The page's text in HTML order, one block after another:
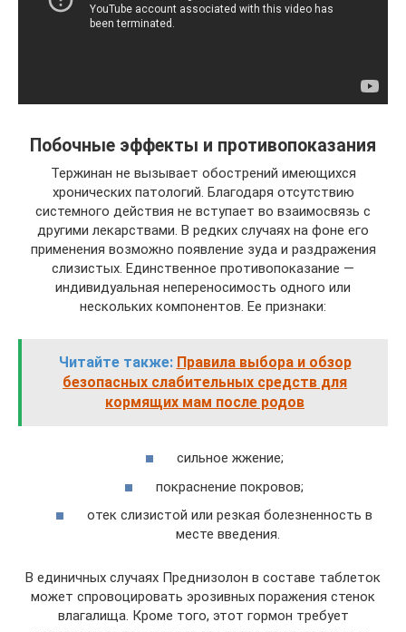
Побочные эффекты и противопоказания
Тержинан не вызывает обострений имеющихся
хронических патологий. Благодаря отсутствию
системного действия не вступает во взаимосвязь с
другими лекарствами. В редких случаях на фоне его
применения возможно появление зуда и раздражения
слизистых. Единственное противопоказание —
индивидуальная непереносимость одного или
нескольких компонентов. Ее признаки:
Читайте также: Правила выбора и обзор
безопасных слабительных средств для
кормящих мам после родов
сильное жжение;
покраснение покровов;
отек слизистой или резкая болезненность в
месте введения.
В единичных случаях Преднизолон в составе таблеток
может спровоцировать эрозивных поражения стенок
влагалища. Кроме того, этот гормон требует